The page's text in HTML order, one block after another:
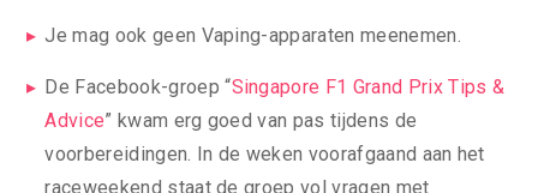
Je mag ook geen Vaping-apparaten meenemen.
De Facebook-groep “Singapore F1 Grand Prix Tips &
Advice” kwam erg goed van pas tijdens de
voorbereidingen. In de weken voorafgaand aan het
raceweekend staat de groep vol vragen met